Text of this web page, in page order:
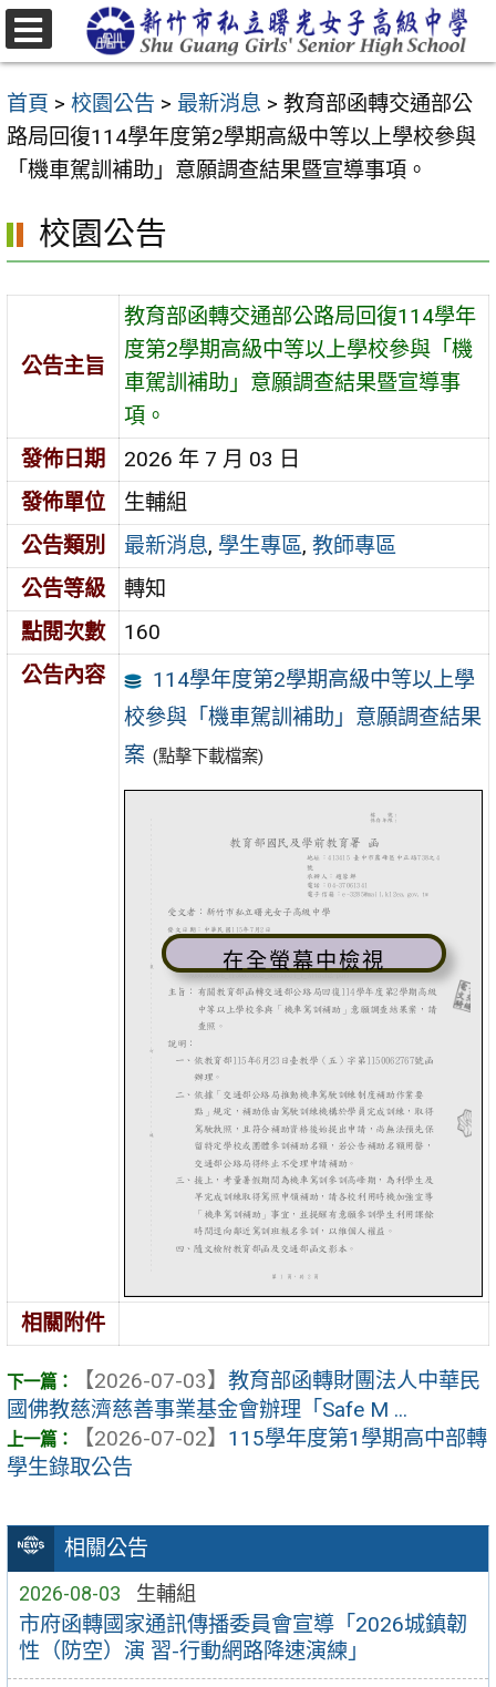
跳
至
要
內
首頁 > 校園公告 > 最新消息 > 教育部函轉交通部公
路局回復114學年度第2學期高級中等以上學校參與
「機車駕訓補助」意願調查結果暨宣導事項。
相關公告
2026-08-03 生輔組
市府函轉國家通訊傳播委員會宣導「2026城鎮韌
性（防空）演 習-行動網路降速演練」
校園公告
公告主旨
教育部函轉交通部公路局回復114學年
度第2學期高級中等以上學校參與「機
車駕訓補助」意願調查結果暨宣導事
項。
發佈日期
2026 年 7 月 03 日
發佈單位
生輔組
公告類別
最新消息, 學生專區,教師專區
公告等級
轉知
點閱次數
160
公告內容
114學年度第2學期高級中等以上學
校參與「機車駕訓補助」意願調查結果
案 (點擊下載檔案)
在全螢幕中檢視
相關附件
【2026-07-03】 教育部函轉財團法人中華民
國佛教慈濟慈善事業基金會辦理「Safe M ...
【2026-07-02】 115學年度第1學期高中部轉
學生錄取公告
選
單